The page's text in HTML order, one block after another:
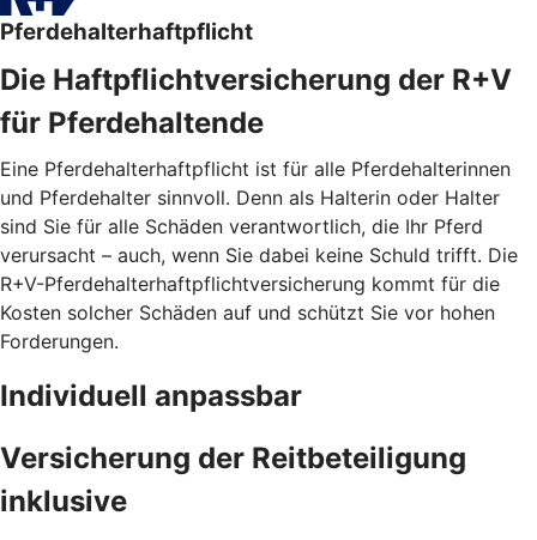
Pferdehalterhaftpflicht
Die Haftpflichtversicherung der R+V
für Pferdehaltende
Eine Pferdehalterhaftpflicht ist für alle Pferdehalterinnen
und Pferdehalter sinnvoll. Denn als Halterin oder Halter
sind Sie für alle Schäden verantwortlich, die Ihr Pferd
verursacht – auch, wenn Sie dabei keine Schuld trifft. Die
R+V-Pferdehalterhaftpflichtversicherung kommt für die
Kosten solcher Schäden auf und schützt Sie vor hohen
Forderungen.
Individuell anpassbar
Versicherung der Reitbeteiligung
inklusive